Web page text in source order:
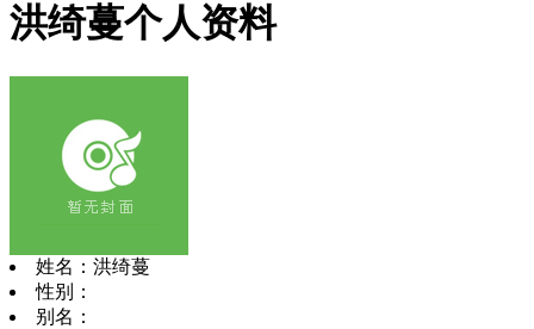
洪绮蔓个人资料
姓名：洪绮蔓
性别：
别名：